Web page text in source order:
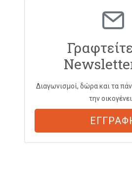
Διαγωνισμοί, δώρα και τα
την